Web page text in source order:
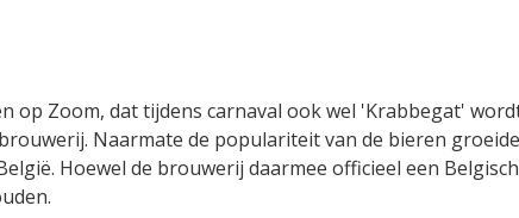
op Zoom, dat tijdens carnaval ook wel 'Krabbegat'
Naarmate de populariteit van de bieren
Hoewel de brouwerij daarmee officieel een